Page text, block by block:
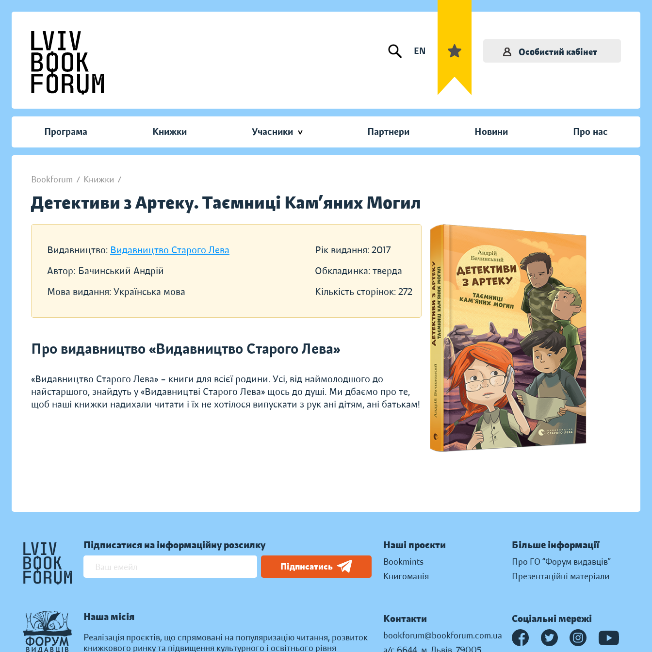
EN Особистий кабінет
Програма Книжки Учасники Партнери Новини Про нас
Bookforum / Книжки /
Детективи з Артеку. Таємниці Кам’яних Могил
Видавництво: Видавництво Старого Лева
Автор: Бачинський Андрій
Мова видання: Українська мова
Рік видання: 2017
Обкладинка: тверда
Кількість сторінок: 272
Про видавництво «Видавництво Старого Лева»
«Видавництво Старого Лева» – книги для всієї родини. Усі, від наймолодшого до
найстаршого, знайдуть у «Видавництві Старого Лева» щось до душі. Ми дбаємо про те,
щоб наші книжки надихали читати і їх не хотілося випускати з рук ані дітям, ані батькам!
Підписатися на інформаційну розсилку
Підписатись
Наша місія
Реалізація проєктів, що спрямовані на популяризацію читання, розвиток
книжкового ринку та підвищення культурного і освітнього рівня
Наші проєкти
Bookmints
Книгоманія
Більше інформації
Про ГО “Форум видавців”
Презентаційні матеріали
Контакти
bookforum@bookforum.com.ua
Соціальні мережі